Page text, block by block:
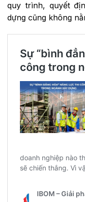
quy trình, quyết
dựng cũng không